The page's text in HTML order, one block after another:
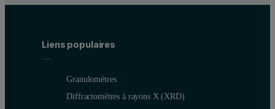
Liens populaires
Granulomètres
Diffractomètres à rayons X (XRD)